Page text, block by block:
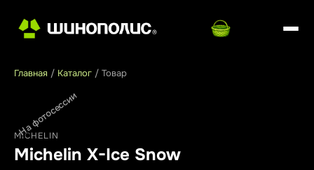
Главная / Каталог / Товар
На фотосессии
MICHELIN
Michelin X-Ice Snow